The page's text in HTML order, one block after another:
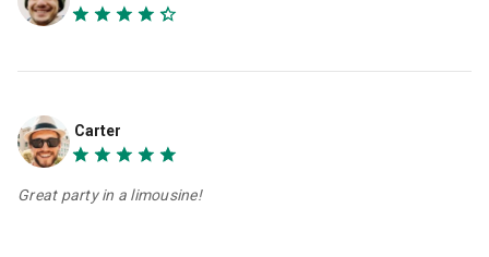
Carter
Great party in a limousine!